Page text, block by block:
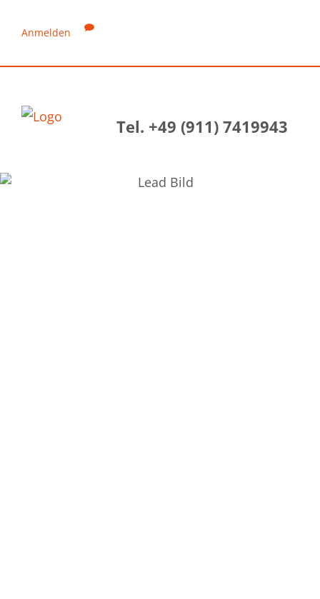
Anmelden
Tel. +49 (911) 7419943